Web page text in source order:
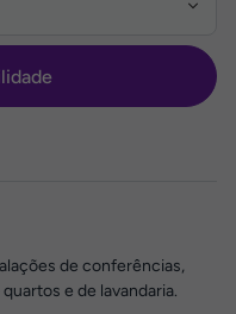
de conferências,
e de lavandaria.